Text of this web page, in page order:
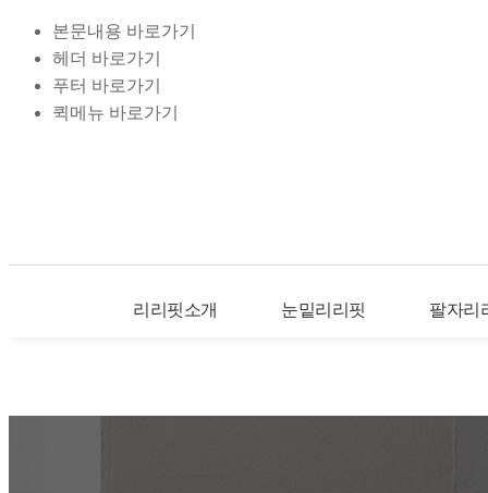
본문내용 바로가기
헤더 바로가기
푸터 바로가기
퀵메뉴 바로가기
리리핏소개 눈밑리리핏 팔자리